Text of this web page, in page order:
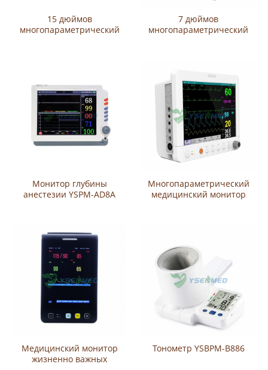
15 дюймов
многопараметрический
7 дюймов
многопараметрический
Монитор глубины
анестезии YSPM-AD8A
Многопараметрический
медицинский монитор
Медицинский монитор
жизненно важных
Тонометр YSBPM-B886